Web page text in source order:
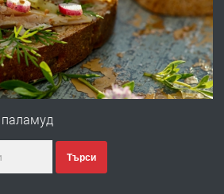
преди 3 дни
Магазин/Офис под наем в кв.
градина!
Търси